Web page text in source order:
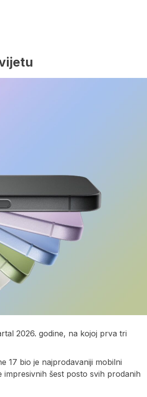
2026. godine, na kojoj prva tri
17 bio je najprodavaniji mobilni
šest posto svih prodanih